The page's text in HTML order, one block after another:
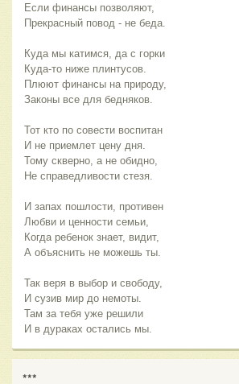
Если финансы позволяют,
Прекрасный повод - не беда.
Куда мы катимся, да с горки
Куда-то ниже плинтусов.
Плюют финансы на природу,
Законы все для бедняков.
Тот кто по совести воспитан
И не приемлет цену дня.
Тому скверно, а не обидно,
Не справедливости стезя.
И запах пошлости, противен
Любви и ценности семьи,
Когда ребенок знает, видит,
А объяснить не можешь ты.
Так веря в выбор и свободу,
И сузив мир до немоты.
Там за тебя уже решили
И в дураках остались мы.
***